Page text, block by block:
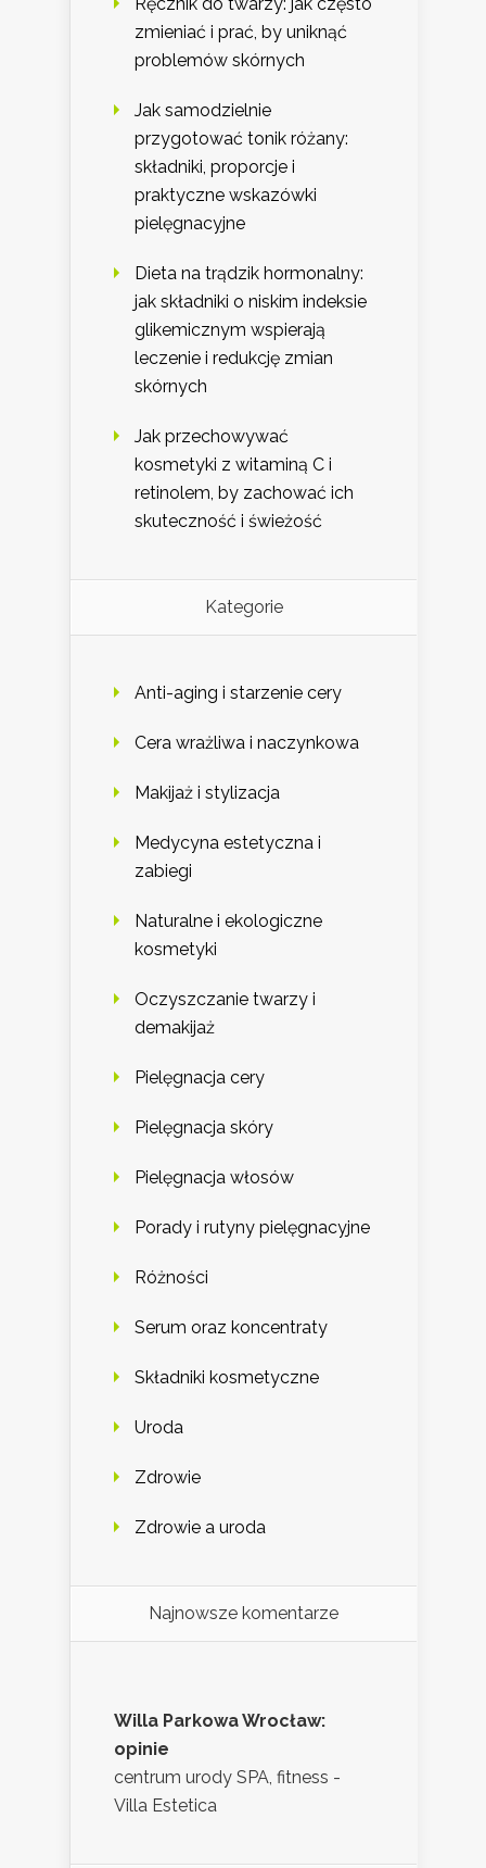
zmieniać i prać, by uniknąć
problemów skórnych
Jak samodzielnie
przygotować tonik różany:
składniki, proporcje i
praktyczne wskazówki
pielęgnacyjne
Dieta na trądzik hormonalny:
jak składniki o niskim indeksie
glikemicznym wspierają
leczenie i redukcję zmian
skórnych
Jak przechowywać
kosmetyki z witaminą C i
retinolem, by zachować ich
skuteczność i świeżość
Kategorie
Anti-aging i starzenie cery
Cera wrażliwa i naczynkowa
Makijaż i stylizacja
Medycyna estetyczna i
zabiegi
Naturalne i ekologiczne
kosmetyki
Oczyszczanie twarzy i
demakijaż
Pielęgnacja cery
Pielęgnacja skóry
Pielęgnacja włosów
Porady i rutyny pielęgnacyjne
Różności
Serum oraz koncentraty
Składniki kosmetyczne
Uroda
Zdrowie
Zdrowie a uroda
Najnowsze komentarze
Willa Parkowa Wrocław:
opinie
centrum urody SPA, fitness -
Villa Estetica